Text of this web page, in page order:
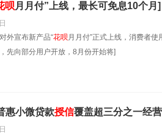
呗 月月付”上线，最长可免息10个月]
对外宣布新产品“花呗 月月付”正式上线，消费者
先向部分用户开放，8月份开始将]
惠小微贷款授信覆盖超三分之一经